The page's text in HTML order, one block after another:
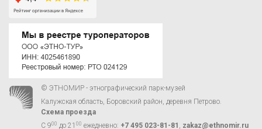
© ЭТНОМИР - этнографический парк-музей
Калужская область, Боровский район, деревня Петрово.
Схема проезда
С 900 до 21 00 ежедневно: +7 495 023-81-81 , zakaz@ethnomir.ru